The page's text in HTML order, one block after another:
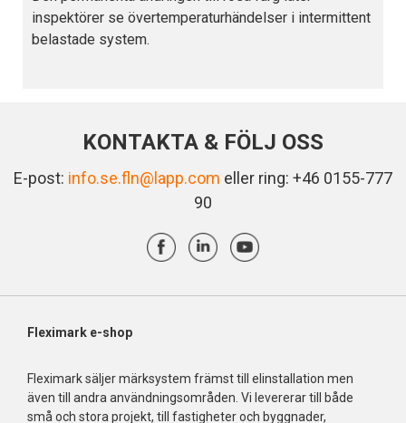
inspektörer se övertemperaturhändelser i intermittent
belastade system.
KONTAKTA & FÖLJ OSS
E-post: info.se.fln@lapp.com eller ring: +46 0155-777
90
Fleximark e-shop
Fleximark säljer märksystem främst till elinstallation men
även till andra användningsområden. Vi levererar till både
små och stora projekt, till fastigheter och byggnader,